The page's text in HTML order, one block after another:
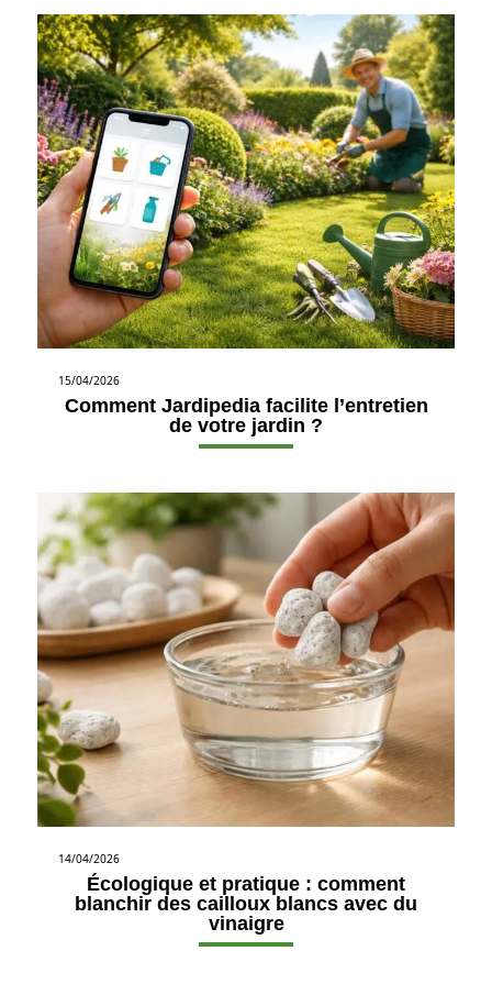
15/04/2026
Comment Jardipedia facilite l’entretien
de votre jardin ?
14/04/2026
Écologique et pratique : comment
blanchir des cailloux blancs avec du
vinaigre